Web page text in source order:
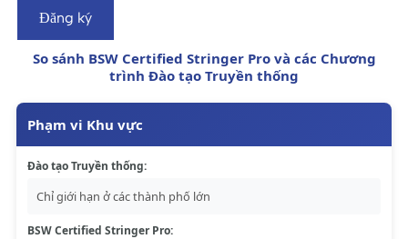
Đăng ký
So sánh BSW Certified Stringer Pro và các Chương
trình Đào tạo Truyền thống
Phạm vi Khu vực
Đào tạo Truyền thống:
Chỉ giới hạn ở các thành phố lớn
BSW Certified Stringer Pro: